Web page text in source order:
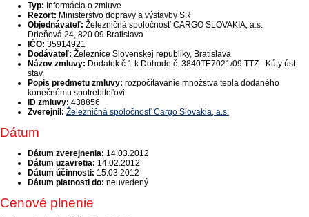
Typ: Informácia o zmluve
Rezort: Ministerstvo dopravy a výstavby SR
Objednávateľ: Železničná spoločnosť CARGO SLOVAKIA, a.s.
Drieňová 24, 820 09 Bratislava
IČO: 35914921
Dodávateľ: Železnice Slovenskej republiky, Bratislava
Názov zmluvy: Dodatok č.1 k Dohode č. 3840TE7021/09 TTZ - Kúty úst.
stav.
Popis predmetu zmluvy: rozpočítavanie množstva tepla dodaného
konečnému spotrebiteľovi
ID zmluvy: 438856
Zverejnil: Železničná spoločnosť Cargo Slovakia, a.s.
Dátum
Dátum zverejnenia: 14.03.2012
Dátum uzavretia: 14.02.2012
Dátum účinnosti: 15.03.2012
Dátum platnosti do: neuvedený
Cenové plnenie